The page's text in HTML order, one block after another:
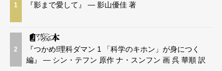
1 『影まで愛して』 — 影山優佳 著
2
『つかめ!理科ダマン 1 「科学のキホン」が身につく
編』 — シン・テフン 原作 ナ・スンフン 画 呉 華順 訳